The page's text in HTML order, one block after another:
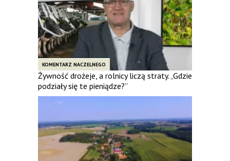
KOMENTARZ NACZELNEGO
Żywność drożeje, a rolnicy liczą straty. „Gdzie
podziały się te pieniądze?”